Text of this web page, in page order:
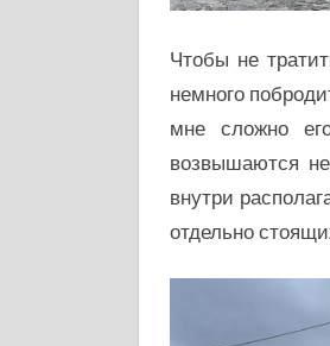
Чтобы не
немного
мне сложно
возвышаются
внутри
отдельно